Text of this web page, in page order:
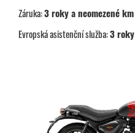
Záruka:3 roky a neomezené km
Evropská asistenční služba:3 roky